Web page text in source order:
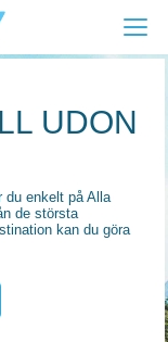
UDON
du enkelt på Alla
de största
kan du göra